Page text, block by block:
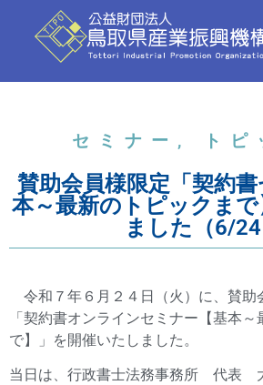
セミナー , トピ
賛助会員様限定「契約
本～最新のトピックまで
ました（6/24
令和７年６月２４日（火）に、賛助
「契約書オンラインセミナー【基本～
で】」を開催いたしました。
当日は、行政書士法務事務所 代表